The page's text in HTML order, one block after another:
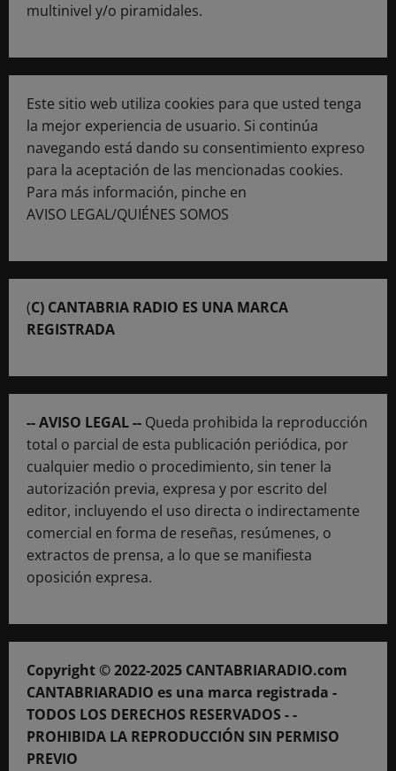
multinivel y/o piramidales.
Este sitio web utiliza cookies para que usted tenga
la mejor experiencia de usuario. Si continúa
navegando está dando su consentimiento expreso
para la aceptación de las mencionadas cookies.
Para más información, pinche en
AVISO LEGAL/QUIÉNES SOMOS
(C) CANTABRIA RADIO ES UNA MARCA
REGISTRADA
-- AVISO LEGAL -- Queda prohibida la reproducción
total o parcial de esta publicación periódica, por
cualquier medio o procedimiento, sin tener la
autorización previa, expresa y por escrito del
editor, incluyendo el uso directa o indirectamente
comercial en forma de reseñas, resúmenes, o
extractos de prensa, a lo que se manifiesta
oposición expresa.
Copyright © 2022-2025 CANTABRIARADIO.com
CANTABRIARADIO es una marca registrada -
TODOS LOS DERECHOS RESERVADOS - -
PROHIBIDA LA REPRODUCCIÓN SIN PERMISO
PREVIO